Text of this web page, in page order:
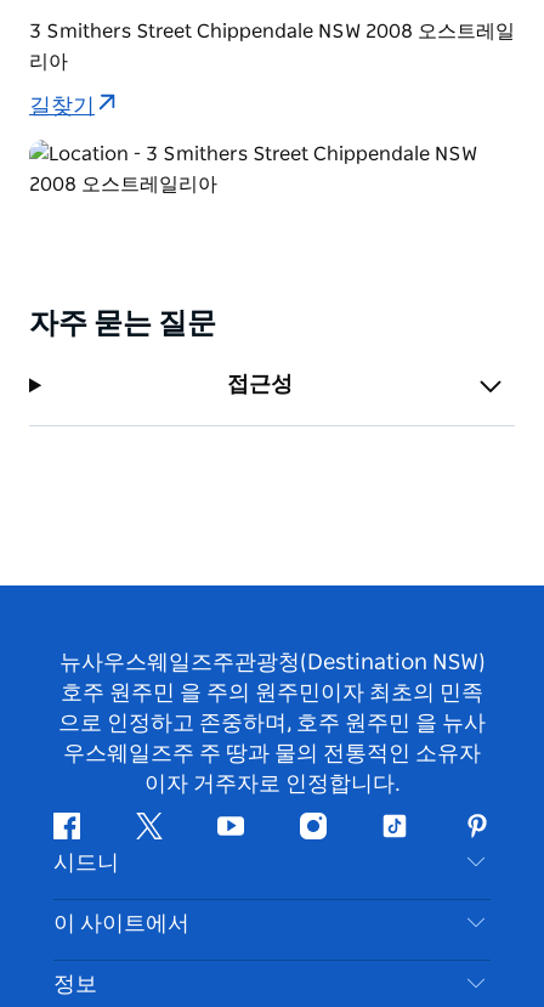
3 Smithers Street Chippendale NSW 2008 오스트레일
리아
길찾기
자주 묻는 질문
접근성
뉴사우스웨일즈주관광청(Destination NSW)
호주 원주민 을 주의 원주민이자 최초의 민족
으로 인정하고 존중하며, 호주 원주민 을 뉴사
우스웨일즈주 주 땅과 물의 전통적인 소유자
이자 거주자로 인정합니다.
페
이
스
북
지
귀
다
유
브
인
타
램
틱
핀
터
레
스
트
시드니
문의하기
부인 성명
이 사이트에서
목적지
정보